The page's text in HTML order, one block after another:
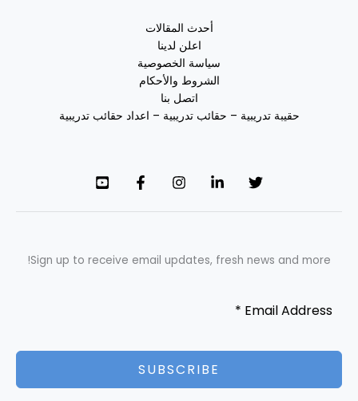
أحدث المقالات
اعلن لدينا
سياسة الخصوصية
الشروط والأحكام
اتصل بنا
حقيبة تدريبية – حقائب تدريبية – اعداد حقائب تدريبية
Sign up to receive email updates, fresh news and more!
SUBSCRIBE